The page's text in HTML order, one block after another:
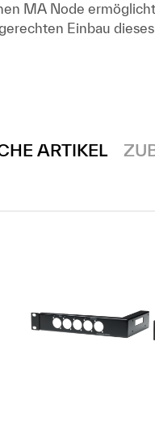
MA Node
Einbau
ARTIKEL